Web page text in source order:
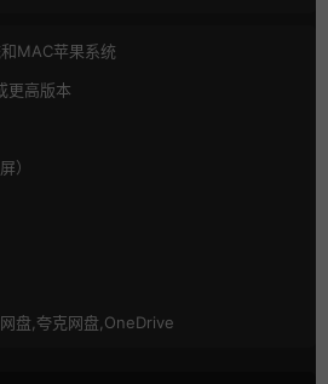
MAC苹果系统
更高版本
）
盘,夸克网盘,OneDrive